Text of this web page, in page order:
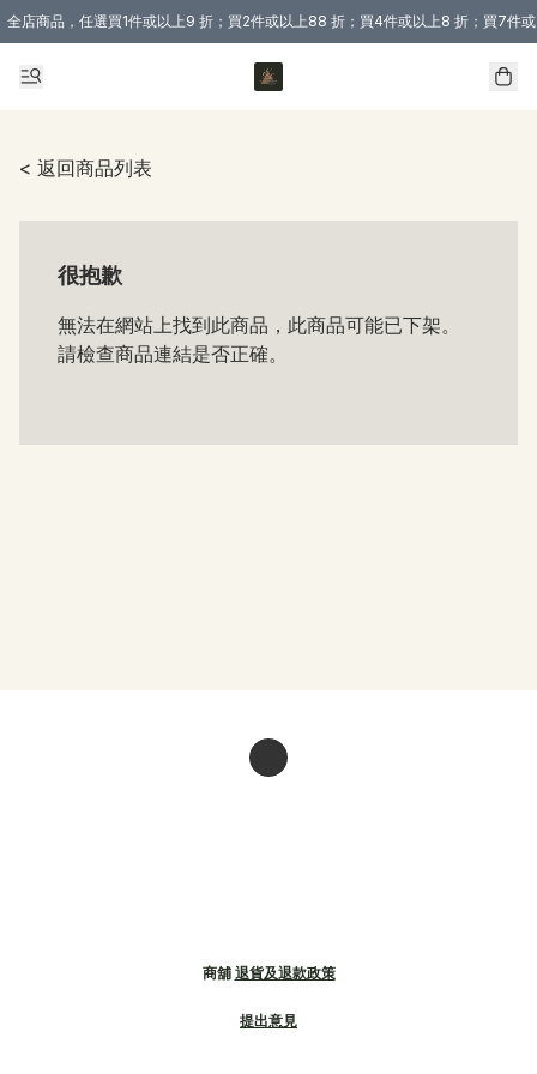
全店商品，任選買1件或以上9 折；買2件或以上88 折；買4件或以上8 折；買7件
購買 3 件商品或以上即享免運費優惠！（適用於 本地送貨、本地取貨 )
< 返回商品列表
很抱歉
無法在網站上找到此商品，此商品可能已下架。
請檢查商品連結是否正確。
商舖 退貨及退款政策
提出意見